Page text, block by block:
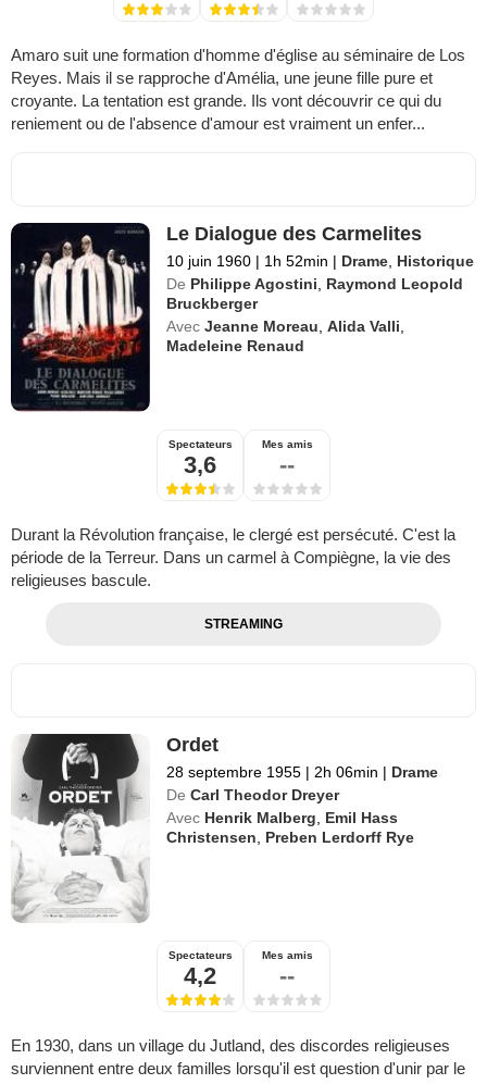
Amaro suit une formation d'homme d'église au séminaire de Los
Reyes. Mais il se rapproche d'Amélia, une jeune fille pure et
croyante. La tentation est grande. Ils vont découvrir ce qui du
reniement ou de l'absence d'amour est vraiment un enfer...
Le Dialogue des Carmelites
10 juin 1960 | 1h 52min | Drame Historique
De Philippe Agostini
Raymond Leopold
Bruckberger
Avec Jeanne Moreau ,Alida Valli
Madeleine Renaud
Spectateurs
3,6
Mes amis
--
Durant la Révolution française, le clergé est persécuté. C'est la
période de la Terreur. Dans un carmel à Compiègne, la vie des
religieuses bascule.
STREAMING
Ordet
28 septembre 1955 | 2h 06min | Drame
De Carl Theodor Dreyer
Avec Henrik Malberg
Emil Hass
Christensen
Preben Lerdorff Rye
Spectateurs
4,2
Mes amis
--
En 1930, dans un village du Jutland, des discordes religieuses
surviennent entre deux familles lorsqu'il est question d'unir par le